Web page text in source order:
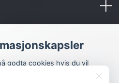
godta cookies hvis du vil